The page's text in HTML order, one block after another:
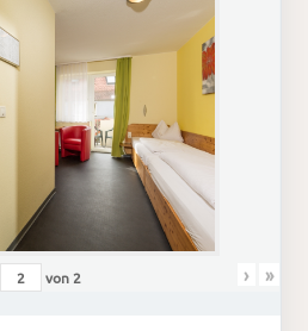
von 2 › »